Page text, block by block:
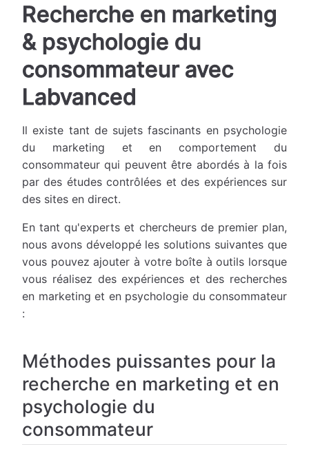
Recherche en marketing
& psychologie du
consommateur avec
Labvanced
Il existe tant de sujets fascinants en psychologie
du marketing et en comportement du
consommateur qui peuvent être abordés à la fois
par des études contrôlées et des expériences sur
des sites en direct.
En tant qu'experts et chercheurs de premier plan,
nous avons développé les solutions suivantes que
vous pouvez ajouter à votre boîte à outils lorsque
vous réalisez des expériences et des recherches
en marketing et en psychologie du consommateur
:
Méthodes puissantes pour la
recherche en marketing et en
psychologie du
consommateur